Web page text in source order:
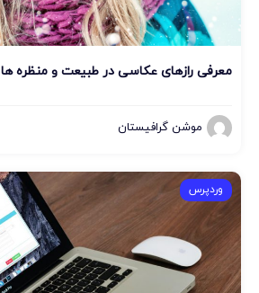
معرفی رازهای عکاسی در طبیعت و منظره ها
موشن گرافیستان
وردپرس